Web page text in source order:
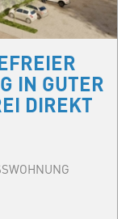
IN GUTER
DIREKT